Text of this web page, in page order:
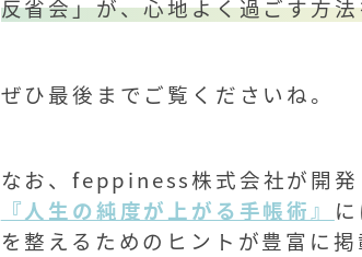
反省会」が、心地よく過ごす方
ぜひ最後までご覧くださいね。
なお、feppiness株式会社が開発
『人生の純度が上がる手帳術』 に
を整えるためのヒントが豊富に掲